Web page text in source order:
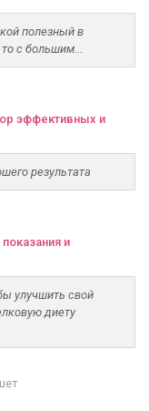
полезный в
с большим...
эффективных и
результата
и
улучшить свой
диету